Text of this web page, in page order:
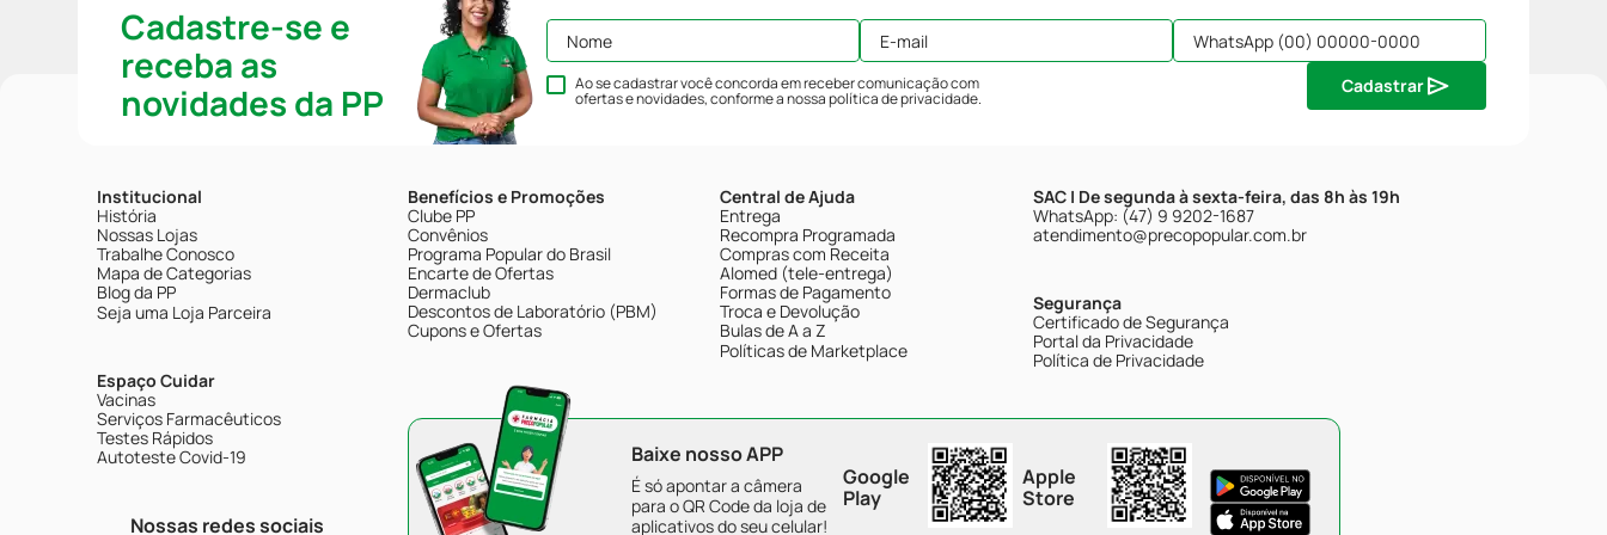
Cadastre-se e
receba as
novidades da PP
Ao se cadastrar você concorda em receber comunicação com
ofertas e novidades, conforme a nossapolítica de privacidade.
Cadastrar
Institucional
História
Nossas Lojas
Trabalhe Conosco
Mapa de Categorias
Blog da PP
Seja uma Loja Parceira
Espaço Cuidar
Vacinas
Serviços Farmacêuticos
Testes Rápidos
Autoteste Covid-19
Nossas redes sociais
Benefícios e Promoções
Clube PP
Convênios
Programa Popular do Brasil
Encarte de Ofertas
Dermaclub
Descontos de Laboratório (PBM)
Cupons e Ofertas
Central de Ajuda
Entrega
Recompra Programada
Compras com Receita
Alomed (tele-entrega)
Formas de Pagamento
Troca e Devolução
Bulas de A a Z
Políticas de Marketplace
SAC | De segunda à sexta-feira, das 8h às 19h
WhatsApp: (47) 9 9202-1687
atendimento@precopopular.com.br
Segurança
Certificado de Segurança
Portal da Privacidade
Política de Privacidade
Baixe nosso APP
É só apontar a câmera
para o QR Code da loja de
aplicativos do seu celular!
Google
Play
Apple
Store